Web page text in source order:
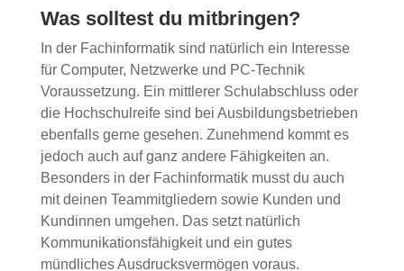
Was solltest du mitbringen?
In der Fachinformatik sind natürlich ein Interesse
für Computer, Netzwerke und PC-Technik
Voraussetzung. Ein mittlerer Schulabschluss oder
die Hochschulreife sind bei Ausbildungsbetrieben
ebenfalls gerne gesehen. Zunehmend kommt es
jedoch auch auf ganz andere Fähigkeiten an.
Besonders in der Fachinformatik musst du auch
mit deinen Teammitgliedern sowie Kunden und
Kundinnen umgehen. Das setzt natürlich
Kommunikationsfähigkeit und ein gutes
mündliches Ausdrucksvermögen voraus.